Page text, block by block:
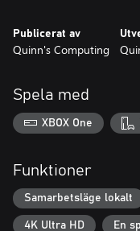
Publicerat av
Quinn's Computing
Spela med
XBOX One
Funktioner
Samarbetsläge lokalt
4K Ultra HD En